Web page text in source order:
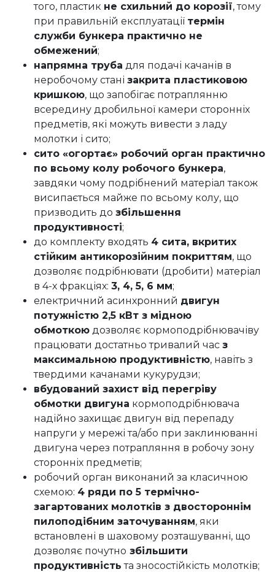
того, пластик не схильний до корозії, тому
при правильній експлуатації термін
служби бункера практично не
обмежений;
напрямна труба для подачі качанів в
неробочому стані закрита пластиковою
кришкою, що запобігає потраплянню
всередину дробильної камери сторонніх
предметів, які можуть вивести з ладу
молотки і сито;
сито «огортає» робочий орган практично
по всьому колу робочого бункера,
завдяки чому подрібнений матеріал також
висипається майже по всьому колу, що
призводить до збільшення
продуктивності;
до комплекту входять 4 сита, вкритих
стійким антикорозійним покриттям, що
дозволяє подрібнювати (дробити) матеріал
в 4-х фракціях: 3, 4, 5, 6 мм;
електричний асинхронний двигун
потужністю 2,5 кВт з мідною
обмоткою дозволяє кормоподрібнювачіву
працювати достатньо тривалий час з
максимальною продуктивністю, навіть з
твердими качанами кукурудзи;
вбудований захист від перегріву
обмотки двигуна кормоподрібнювача
надійно захищає двигун від перепаду
напруги у мережі та/або при заклинюванні
двигуна через потрапляння в робочу зону
сторонніх предметів;
робочий орган виконаний за класичною
схемою: 4 ряди по 5 термічно-
загартованих молотків з двостороннім
пилоподібним заточуванням, яки
встановлені в шаховому розташуванні, що
дозволяє почутно збільшити
продуктивність та зносостійкість молотків;